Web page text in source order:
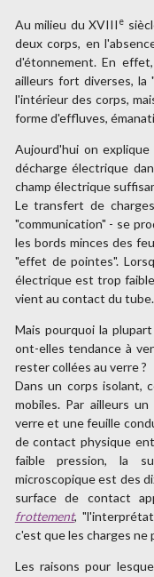
Au milieu du XVIII e
deux corps, en
d'étonnement. En
ailleurs fort diverses, la
l'intérieur des corps,
forme d'effluves,
Aujourd'hui on
décharge électrique
champ électrique
Le transfert de
"communication" - se
les bords minces des
"effet de pointes".
électrique est trop
vient au contact du tube.
Mais pourquoi la
ont-elles tendance à
rester collées au verre ?
Dans un corps isolant,
mobiles. Par ailleurs
verre et une feuille
de contact physique
faible pression, la
microscopique est des
surface de contact
frottement,
c'est que les charges ne
Les raisons pour